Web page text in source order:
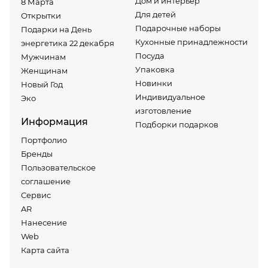
Открытки
Подарки на День
энергетика 22 декабря
Мужчинам
Женщинам
Новый Год
Эко
Информация
Портфолио
Бренды
Пользовательское
соглашение
Сервис
AR
Нанесение
Web
Карта сайта
Для детей
Подарочные наборы
Кухонные принадлежности
Посуда
Упаковка
Новинки
Индивидуальное
изготовление
Подборки подарков